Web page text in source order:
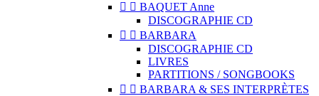
  BAQUET Anne
DISCOGRAPHIE CD
  BARBARA
DISCOGRAPHIE CD
LIVRES
PARTITIONS / SONGBOOKS
  BARBARA & SES INTERPRÈTES